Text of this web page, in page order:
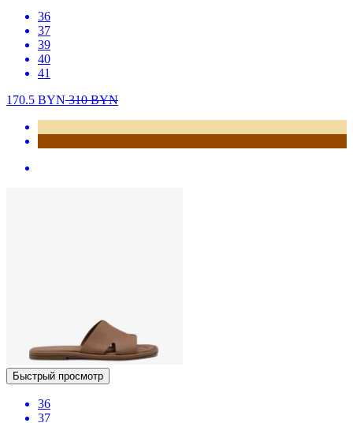
36
37
39
40
41
170.5 BYN310BYN
Быстрый просмотр
36
37